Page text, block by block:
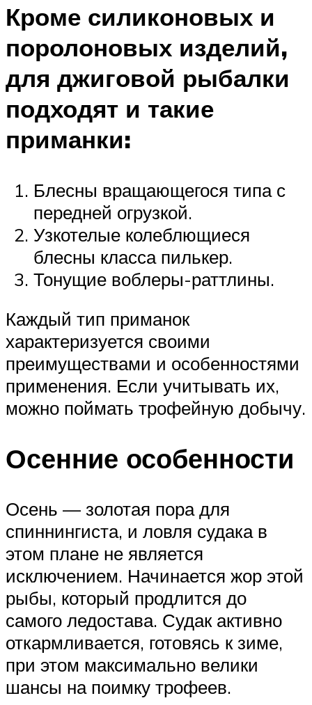
Кроме силиконовых и
поролоновых изделий,
для джиговой рыбалки
подходят и такие
приманки:
Блесны вращающегося типа с
передней огрузкой.
Узкотелые колеблющиеся
блесны класса пилькер.
Тонущие воблеры-раттлины.
Каждый тип приманок
характеризуется своими
преимуществами и особенностями
применения. Если учитывать их,
можно поймать трофейную добычу.
Осенние особенности
Осень — золотая пора для
спиннингиста, и ловля судака в
этом плане не является
исключением. Начинается жор этой
рыбы, который продлится до
самого ледостава. Судак активно
откармливается, готовясь к зиме,
при этом максимально велики
шансы на поимку трофеев.